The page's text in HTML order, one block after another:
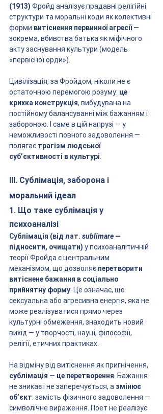
(1913) Фройд аналізує прадавні релігійні
структури та моральні коди як колективні
форми витіснення первинної агресії —
зокрема, вбивства батька як міфічного
акту заснування культури (модель
«первісної орди»).
Цивілізація, за Фройдом, ніколи не є
остаточною перемогою розуму: це
крихка конструкція, вибудувана на
постійному балансуванні між бажанням і
забороною. І саме в цій напрузі — у
неможливості повного задоволення —
полягає трагізм людської
суб’єктивності в культурі
III. Сублімація, заборона і
моральний ідеал
1. Що таке сублімація у
психоаналізі
Сублімація (від лат. sublimare —
підносити, очищати) у психоаналітичній
теорії Фройда є центральним
механізмом, що дозволяє перетворити
витіснене бажання в соціально
прийнятну форму . Це означає, що
сексуальна або агресивна енергія, яка не
може реалізуватися прямо через
культурні обмеження, знаходить новий
вихід — у творчості, науці, філософії,
релігії, етичних практиках.
На відміну від витіснення як пригнічення,
сублімація — це перетворення . Бажання
не зникає і не заперечується, а змінює
об’єкт: замість фізичного задоволення —
символічне вираження. Поет не реалізує